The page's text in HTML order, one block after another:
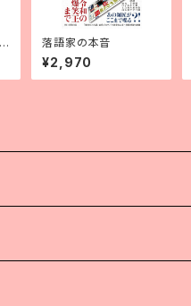
落語家の本音
¥2,970